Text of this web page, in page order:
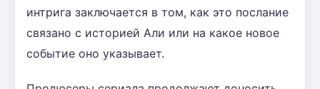
интрига заключается в том, как это послание
связано с историей Али или на какое новое
событие оно указывает.